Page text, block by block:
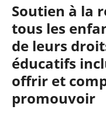
Soutien à la
tous les
de leurs
éducatifs
offrir et
promouvoir